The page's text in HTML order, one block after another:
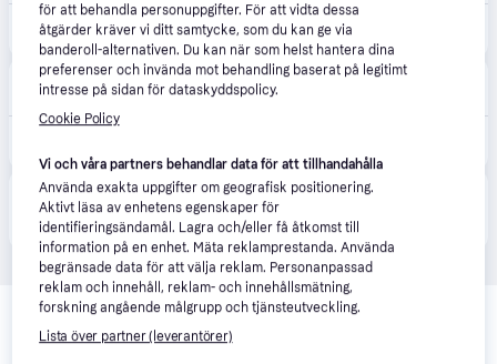
Trixie Munkorg Plast - S / Svart
Amazon
Beställningsvara
Produkten finns även hos 1 butik som valt att inte
samarbeta med PriceRunner.
Relaterade produkter
Vi har plockat fram ett urval av produkter som kanske skulle
för att behandla personuppgifter. För att vidta dessa
åtgärder kräver vi ditt samtycke, som du kan ge via
banderoll-alternativen. Du kan när som helst hantera dina
preferenser och invända mot behandling baserat på legitimt
intresse på sidan för dataskyddspolicy.
Cookie Policy
Vi och våra partners behandlar data för att tillhandahålla
Använda exakta uppgifter om geografisk positionering.
Aktivt läsa av enhetens egenskaper för
identifieringsändamål. Lagra och/eller få åtkomst till
information på en enhet. Mäta reklamprestanda. Använda
begränsade data för att välja reklam. Personanpassad
reklam och innehåll, reklam- och innehållsmätning,
forskning angående målgrupp och tjänsteutveckling.
Lista över partner (leverantörer)